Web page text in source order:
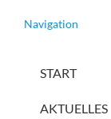
Navigation
START
AKTUELLES